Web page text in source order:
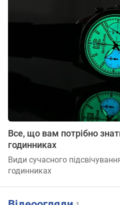
Все, що вам потрібно
годинниках
Види сучасного
годинниках